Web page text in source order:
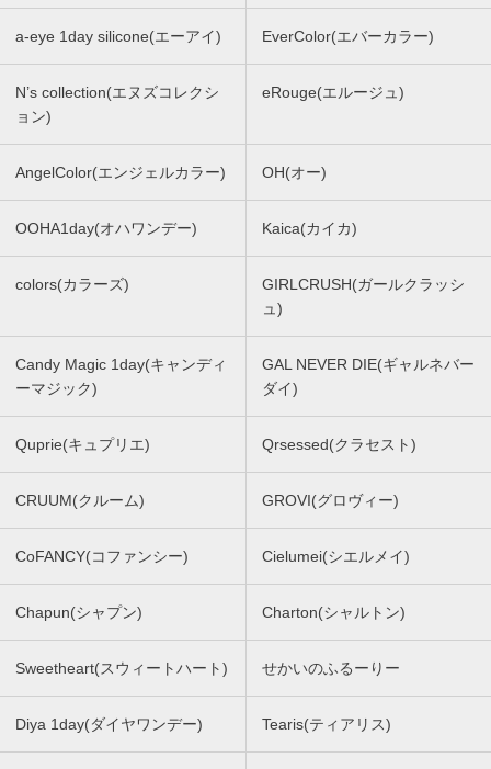
a-eye 1day silicone(エーアイ) EverColor(エバーカラー)
N’s collection(エヌズコレクシ
ョン)
eRouge(エルージュ)
AngelColor(エンジェルカラー) OH(オー)
OOHA1day(オハワンデー) Kaica(カイカ)
colors(カラーズ)
GIRLCRUSH(ガールクラッシ
ュ)
Candy Magic 1day(キャンディ
ーマジック)
GAL NEVER DIE(ギャルネバー
ダイ)
Quprie(キュプリエ) Qrsessed(クラセスト)
CRUUM(クルーム) GROVI(グロヴィー)
CoFANCY(コファンシー) Cielumei(シエルメイ)
Chapun(シャプン) Charton(シャルトン)
Sweetheart(スウィートハート) せかいのふるーりー
Diya 1day(ダイヤワンデー) Tearis(ティアリス)